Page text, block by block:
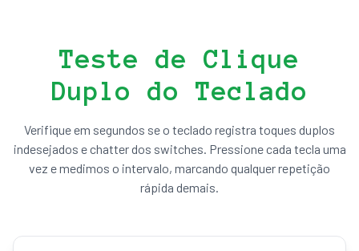
Teste de Clique
Duplo do Teclado
Verifique em segundos se o teclado registra toques duplos
indesejados e chatter dos switches. Pressione cada tecla uma
vez e medimos o intervalo, marcando qualquer repetição
rápida demais.